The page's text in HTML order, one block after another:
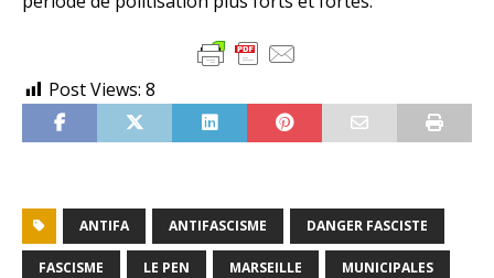
Post Views: 8
ANTIFA ANTIFASCISME DANGER FASCISTE
FASCISME LE PEN MARSEILLE MUNICIPALES